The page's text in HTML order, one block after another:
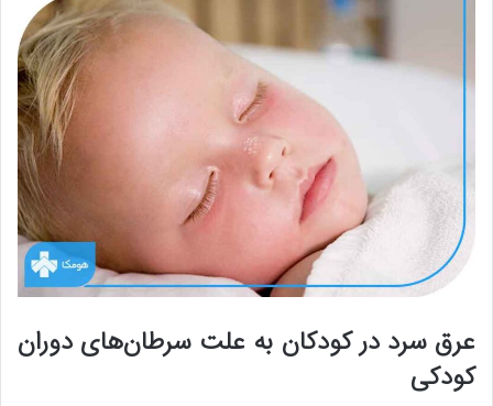
عرق سرد در کودکان به علت سرطان‌های دوران
کودکی